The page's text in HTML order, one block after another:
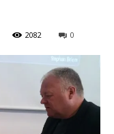
2082 0